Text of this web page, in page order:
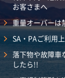
お客さまへ
重量オーバーは
SA・PAご利用
落下物や故障車
したら!!